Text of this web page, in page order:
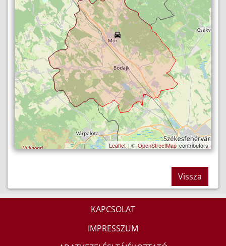
Leaflet | © OpenStreetMap contributors
Vissza
KAPCSOLAT
IMPRESSZUM